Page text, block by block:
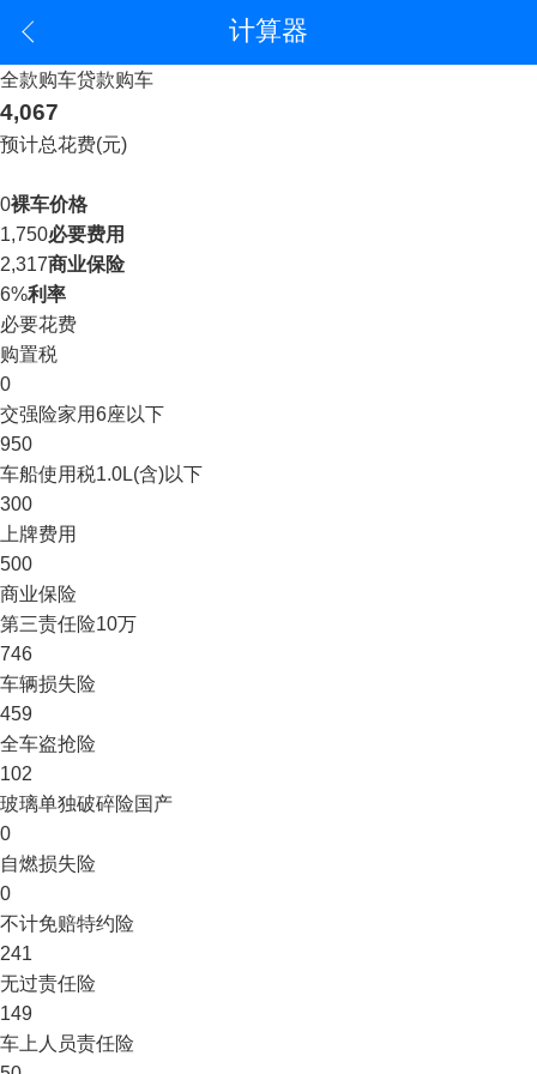
计算器
全款购车贷款购车
4,067
预计总花费(元)
0裸车价格
1,750必要费用
2,317商业保险
6%利率
必要花费
购置税
0
交强险家用6座以下
950
车船使用税1.0L(含)以下
300
上牌费用
500
商业保险
第三责任险10万
746
车辆损失险
459
全车盗抢险
102
玻璃单独破碎险国产
0
自燃损失险
0
不计免赔特约险
241
无过责任险
149
车上人员责任险